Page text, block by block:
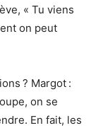
« Tu viens
on peut
? Margot :
on se
En fait, les